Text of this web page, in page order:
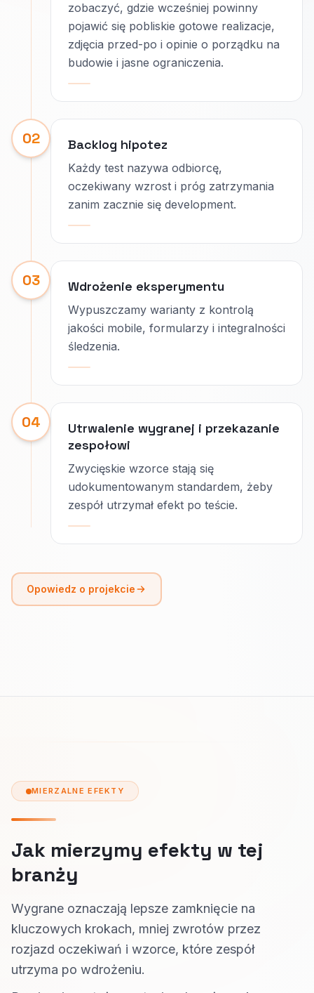
zobaczyć, gdzie wcześniej powinny
pojawić się pobliskie gotowe realizacje,
zdjęcia przed-po i opinie o porządku na
budowie i jasne ograniczenia.
02 Backlog hipotez
Każdy test nazywa odbiorcę,
oczekiwany wzrost i próg zatrzymania
zanim zacznie się development.
03 Wdrożenie eksperymentu
Wypuszczamy warianty z kontrolą
jakości mobile, formularzy i integralności
śledzenia.
04
Utrwalenie wygranej i przekazanie
zespołowi
Zwycięskie wzorce stają się
udokumentowanym standardem, żeby
zespół utrzymał efekt po teście.
Opowiedz o projekcie
MIERZALNE EFEKTY
Jak mierzymy efekty w tej
branży
Wygrane oznaczają lepsze zamknięcie na
kluczowych krokach, mniej zwrotów przez
rozjazd oczekiwań i wzorce, które zespół
utrzyma po wdrożeniu.